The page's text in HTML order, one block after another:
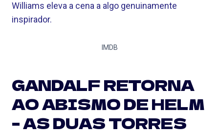
Williams eleva a cena a algo genuinamente
inspirador.
IMDB
GANDALF RETORNA
AO ABISMO DE HELM
– AS DUAS TORRES